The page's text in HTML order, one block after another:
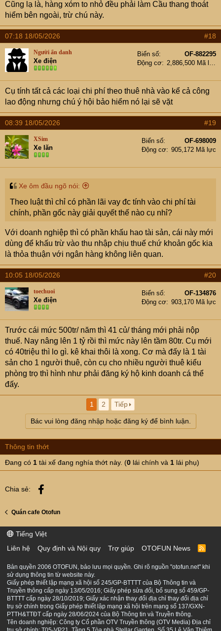
Cũng lạ là, hàng xóm to nhỏ đều phải làm Cầu thang thoát
hiểm bên ngoài, trừ chú này.
07:18 18/05/2026 #18
Người ẩn danh
Xe điện
Biển số
OF-882295
Động cơ
2,886,500 Mã lực
Cụ tính tất cả các loại chi phí theo thuê nhà vào kể cả công
lao động nhưng chú ý hội bảo hiểm nó lại sẽ vặt
08:39 18/05/2026 #19
XSim
Xe lăn
Biển số
OF-698009
Động cơ
905,172 Mã lực
Xe ôm đầu ngõ nói:
Theo luật thì chỉ có phần lãi vay đc tính vào chi phí tài
chính, phần gốc này giải quyết thế nào cụ nhỉ?
Với doanh nghiệp thì có phần khấu hao tài sản, cái này mới
dùng để khấu trừ vào thu nhập chịu thuế chứ khoản gốc kia
là thỏa thuận với ngân hàng không liên quan.
10:05 18/05/2026 #20
toechuoi
Xe điện
Biển số
OF-134876
Động cơ
903,170 Mã lực
Trước cái mức 500tr/ năm thì 41 củ/ tháng mới phải nộp
thuế. Nay nâng lên 1 tỷ rồi thì mức này lên tầm 80tr. Cụ mới
có 40triệu thì lo gì. kê khai thôi là xong. Cơ mà đấy là 1 tài
sản cho 1 người thuê, còn cụ cho nhiều người thuê kiểu
phòng trọ thì hình như phải đăng ký hộ kinh doanh cá thể
đấy.
1 2 Tiếp
Bác vui lòng đăng nhập hoặc đăng ký để bình luận.
Thông tin thớt
Đang có 1 tài xế đang nghía thớt này. (0 lái chính và 1 lái phụ)
Chia sẻ:
Quán cafe Otofun
Tiếng Việt
Liên hệ
Quy định và Nội quy Trợ giúp OTOFUN News
R
S
Bản quyền 2006 OTOFUN, bảo lưu mọi quyền. Ghi rõ nguồn "otofun.net" khi
sử dụng thông tin từ website này.
Giấy phép thiết lập mạng xã hội số 245/GP-BTTTT của Bộ Thông tin và
Truyền thông cấp ngày 13/05/2016; Giấy phép sửa đổi, bổ sung số 459/GP-
BTTTT cấp ngày 28/10/2019; Giấy xác nhận thay đổi địa chỉ thay đổi địa chỉ
trụ sở chính trong Giấy phép thiết lập mạng xã hội trên mạng số 137/GXN-
PTTH&TTĐT cấp ngày 28/06/2024 của Bộ Thông tin và Truyền thông.
Tên doanh nghiệp: Công ty Cổ phần OTV Truyền thông (OTV Media) Địa chỉ